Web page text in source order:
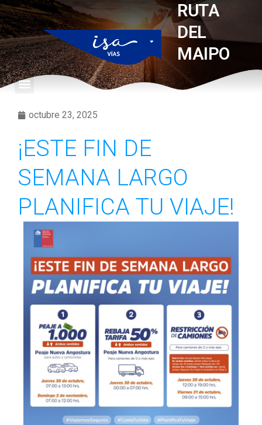
RUTA
DEL
MAIPO
octubre 23, 2025
¡ESTE FIN DE
SEMANA LARGO
PLANIFICA TU VIAJE!